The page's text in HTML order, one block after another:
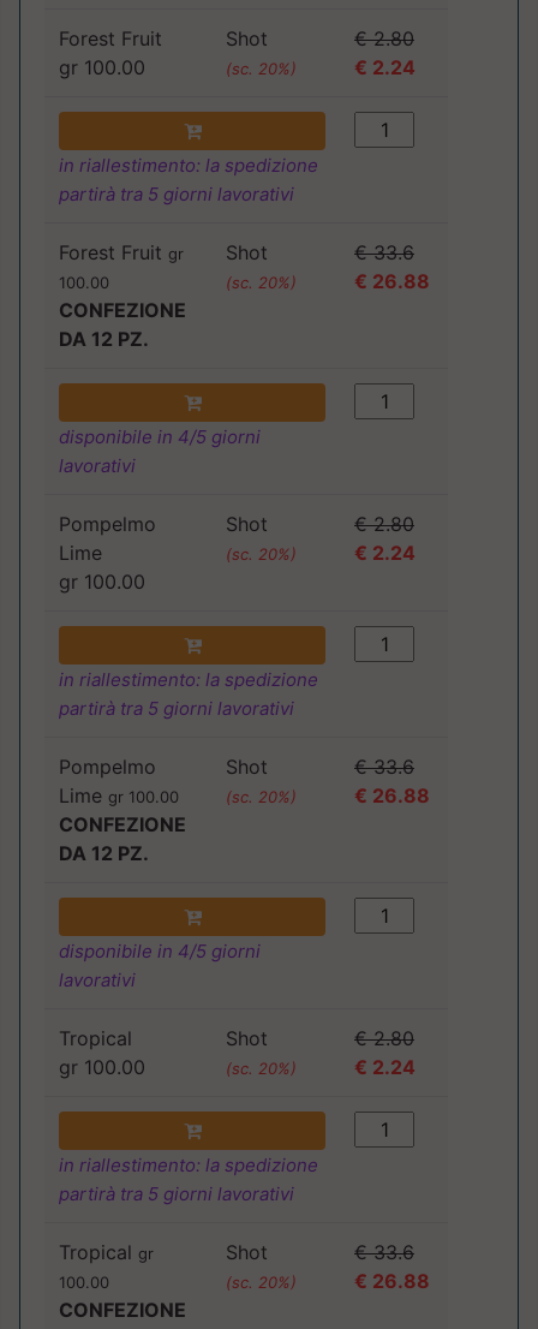
Forest Fruit
gr 100.00
Shot
(sc. 20%)
€ 2.80
€ 2.24
in riallestimento: la spedizione
partirà tra 5 giorni lavorativi
Forest Fruit gr
100.00
CONFEZIONE
DA 12 PZ.
Shot
(sc. 20%)
€ 33.6
€ 26.88
disponibile in 4/5 giorni
lavorativi
Pompelmo
Lime
gr 100.00
Shot
(sc. 20%)
€ 2.80
€ 2.24
in riallestimento: la spedizione
partirà tra 5 giorni lavorativi
Pompelmo
Lime gr 100.00
CONFEZIONE
DA 12 PZ.
Shot
(sc. 20%)
€ 33.6
€ 26.88
disponibile in 4/5 giorni
lavorativi
Tropical
gr 100.00
Shot
(sc. 20%)
€ 2.80
€ 2.24
in riallestimento: la spedizione
partirà tra 5 giorni lavorativi
Tropical gr
100.00
CONFEZIONE
Shot
(sc. 20%)
€ 33.6
€ 26.88